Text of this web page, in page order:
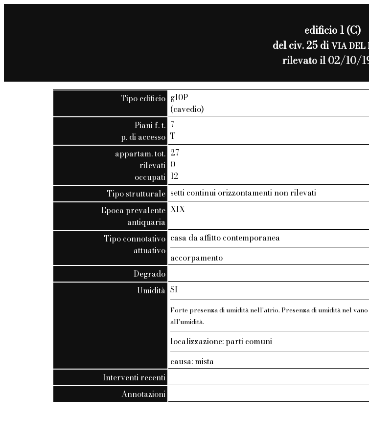
edificio 1 (C)
del civ. 25 diVIA DEL
rilevato il 02/10/
Tipo edificio g10P
(cavedio)
Piani f. t.
p. di accesso
7
T
appartam. tot.
rilevati
occupati
27
0
12
Tipo strutturale setti continui orizzontamenti non rilevati
Epoca prevalente
antiquaria
XIX
Tipo connotativo
attuativo
casa da affitto contemporanea
accorpamento
Degrado
Umidità SI
Forte presenza di umidità nell'atrio. Presenza di umidità nel
all'umidità.
localizzazione: parti comuni
causa: mista
Interventi recenti
Annotazioni